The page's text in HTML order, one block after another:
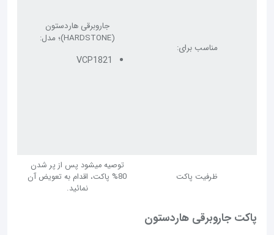
مناسب برای:
جاروبرقی هاردستون
(HARDSTONE
)؛ مدل:
VCP1821
ظرفیت پاکت
توصیه میشود پس از پر شدن
80% پاکت، اقدام به تعویض آن
نمائید.
پاکت جاروبرقی هاردستون